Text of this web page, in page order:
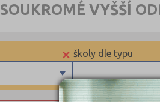
SOUKROMÉ VYŠŠÍ
školy dle typu
×